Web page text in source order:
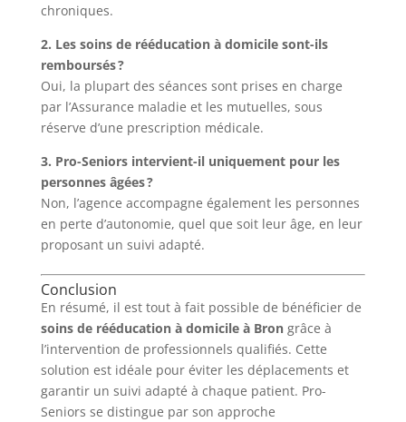
chroniques.
2. Les soins de rééducation à domicile sont-ils
remboursés ?
Oui, la plupart des séances sont prises en charge
par l’Assurance maladie et les mutuelles, sous
réserve d’une prescription médicale.
3. Pro-Seniors intervient-il uniquement pour les
personnes âgées ?
Non, l’agence accompagne également les personnes
en perte d’autonomie, quel que soit leur âge, en leur
proposant un suivi adapté.
Conclusion
En résumé, il est tout à fait possible de bénéficier de
soins de rééducation à domicile à Brongrâce à
l’intervention de professionnels qualifiés. Cette
solution est idéale pour éviter les déplacements et
garantir un suivi adapté à chaque patient. Pro-
Seniors se distingue par son approche